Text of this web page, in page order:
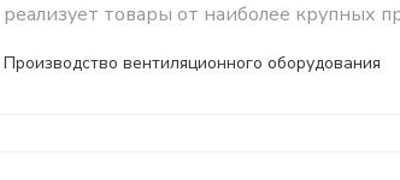
реализует товары от наиболее крупных
Производство вентиляционного оборудования